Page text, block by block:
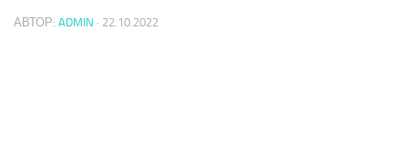
АВТОР: ADMIN · 22.10.2022